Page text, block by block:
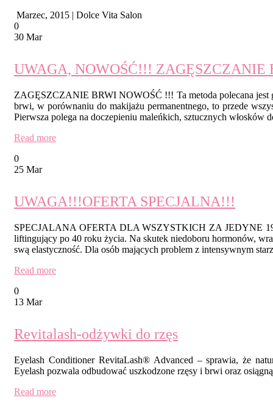
Marzec, 2015 | Dolce Vita Salon
0
30 Mar
UWAGA, NOWOŚĆ!!! ZAGĘSZCZANIE
ZAGĘSZCZANIE BRWI NOWOŚĆ !!! Ta metoda polecana jest
brwi, w porównaniu do makijażu permanentnego, to przede
Pierwsza polega na doczepieniu maleńkich, sztucznych
Read more
0
25 Mar
UWAGA!!!OFERTA SPECJALNA!!!
SPECJALANA OFERTA DLA WSZYSTKICH ZA JEDYNE
liftingujący po 40 roku życia. Na skutek niedoboru hormonów,
swą elastyczność. Dla osób mających problem z intensywnym
Read more
0
13 Mar
Revitalash-odżywki do rzęs
Eyelash Conditioner RevitaLash® Advanced – sprawia, że
Eyelash pozwala odbudować uszkodzone rzęsy i brwi oraz
Read more